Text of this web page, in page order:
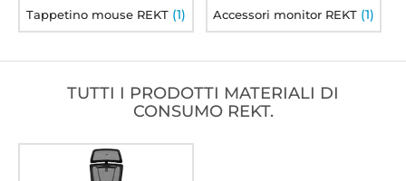
Tappetino mouse REKT (1) Accessori monitor REKT (1)
TUTTI I PRODOTTI MATERIALI DI
CONSUMO REKT.